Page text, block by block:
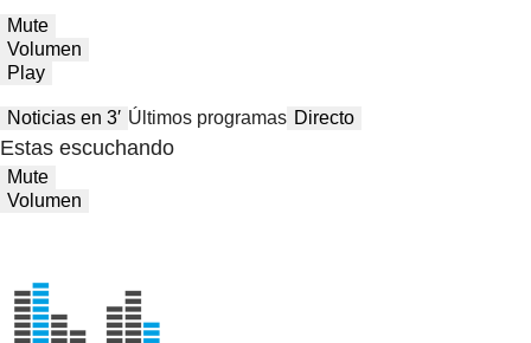
Mute
Volumen
Play
Noticias en 3′ Últimos programas Directo
Estas escuchando
Mute
Volumen